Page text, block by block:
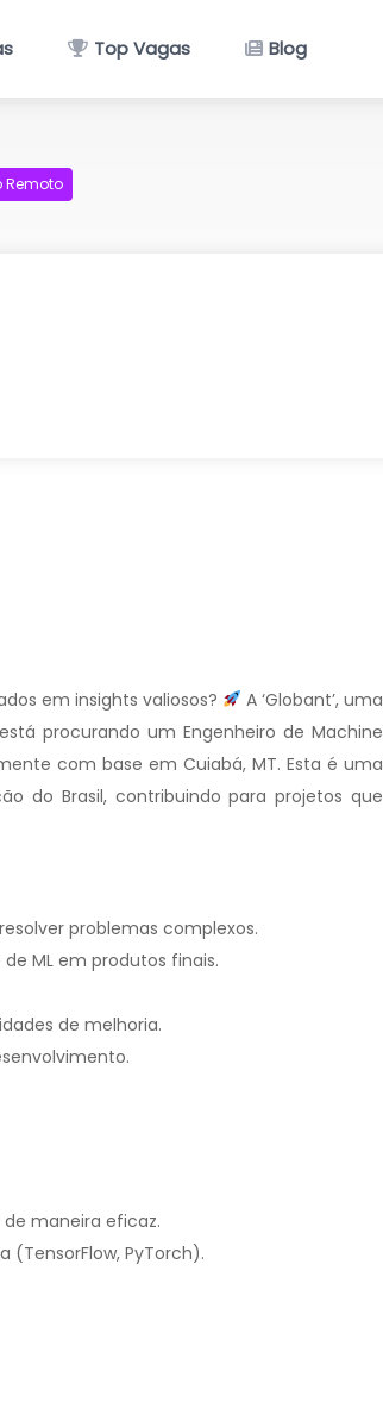
Top Vagas Blog
Remoto
em insights valiosos?
A ‘Globant’, uma
procurando um Engenheiro de Machine
com base em Cuiabá, MT. Esta é uma
do Brasil, contribuindo para projetos que
problemas complexos.
ML em produtos finais.
de melhoria.
maneira eficaz.
(TensorFlow, PyTorch).